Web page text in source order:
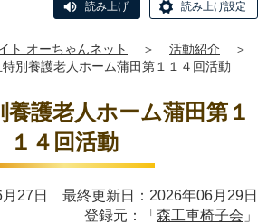
読み上げ 読み上げ設定
ト オーちゃんネット ＞ 活動紹介
＞
特別養護老人ホーム蒲田第１１４回活動
養護老人ホーム蒲田第１
１４回活動
27日 最終更新日：2026年06月29日
登録元：「 森工車椅子会 」